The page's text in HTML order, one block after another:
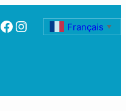
Facebook
InstagramFrançais ▼